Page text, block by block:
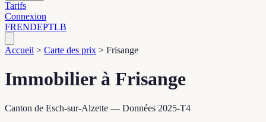
Tarifs
Connexion
FRENDEPTLB
Accueil > Carte des prix > Frisange
Immobilier à Frisange
Canton de Esch-sur-Alzette — Données 2025-T4